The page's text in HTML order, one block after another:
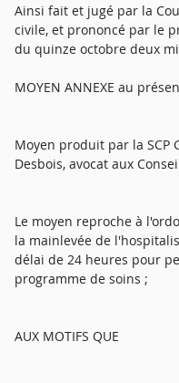
Ainsi fait et jugé par la
civile, et prononcé par le
du quinze octobre deux
MOYEN ANNEXE au
Moyen produit par la SCP
Desbois, avocat aux
Le moyen reproche à
la mainlevée de
délai de 24 heures pour
programme de soins ;
AUX MOTIFS QUE